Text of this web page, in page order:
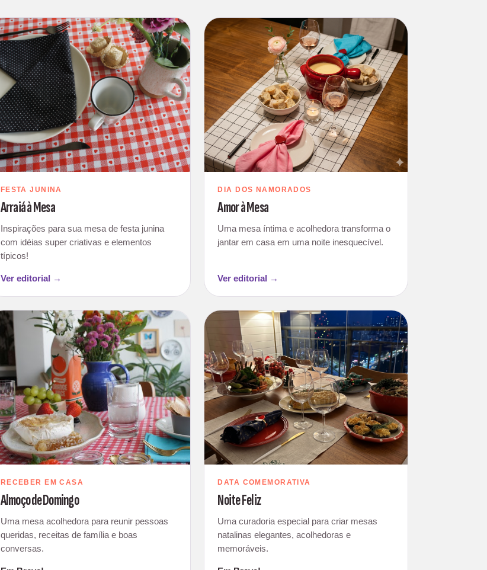
FESTA JUNINA
Arraiá à Mesa
Inspirações para sua mesa de festa junina
com idéias super criativas e elementos
típicos!
Ver editorial →
DIA DOS NAMORADOS
Amor à Mesa
Uma mesa íntima e acolhedora transforma o
jantar em casa em uma noite inesquecível.
Ver editorial →
RECEBER EM CASA
Almoço de Domingo
Uma mesa acolhedora para reunir pessoas
queridas, receitas de família e boas
conversas.
DATA COMEMORATIVA
Noite Feliz
Uma curadoria especial para criar mesas
natalinas elegantes, acolhedoras e
memoráveis.